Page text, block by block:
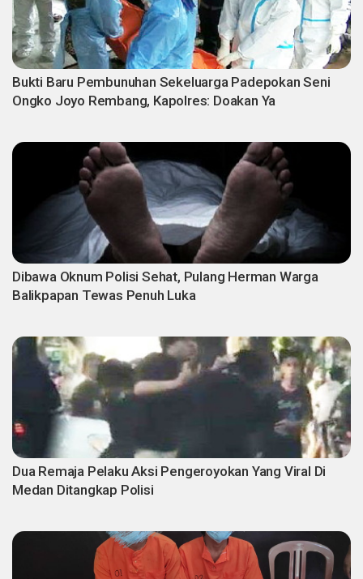
Bukti Baru Pembunuhan Sekeluarga Padepokan Seni
Ongko Joyo Rembang, Kapolres: Doakan Ya
Dibawa Oknum Polisi Sehat, Pulang Herman Warga
Balikpapan Tewas Penuh Luka
Dua Remaja Pelaku Aksi Pengeroyokan Yang Viral Di
Medan Ditangkap Polisi